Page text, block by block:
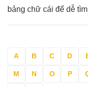
bảng chữ cái để dễ
A B C D
M N O P